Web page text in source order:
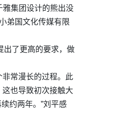
雅集团设计的熊出没
弟国文化传媒有限
出了更高的要求，做
常漫长的过程。此
也导致初次接触大
约两年。”刘平感